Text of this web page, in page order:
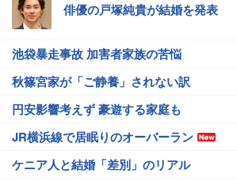
俳優の戸塚純貴が結婚を発表
池袋暴走事故 加害者家族の苦悩
秋篠宮家が「ご静養」されない訳
円安影響考えず 豪遊する家庭も
JR横浜線で居眠りのオーバーラン
ケニア人と結婚「差別」のリアル